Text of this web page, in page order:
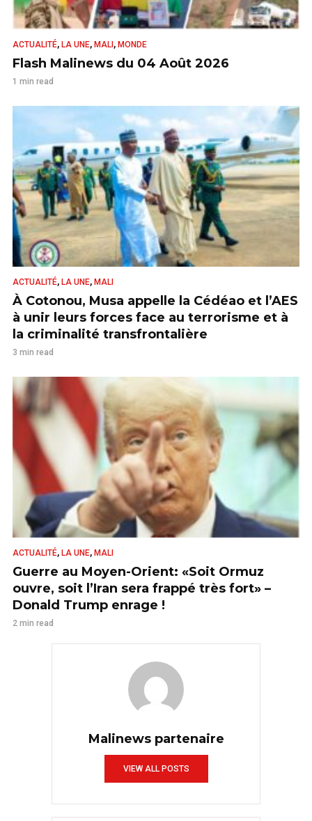
ACTUALITÉ, LA UNE, MALI , MONDE
Flash Malinews du 04 Août 2026
1 min read
ACTUALITÉ, LA UNE, MALI
À Cotonou, Musa appelle la Cédéao et l’AES
à unir leurs forces face au terrorisme et à
la criminalité transfrontalière
3 min read
ACTUALITÉ, LA UNE, MALI
Guerre au Moyen-Orient: «Soit Ormuz
ouvre, soit l’Iran sera frappé très fort» –
Donald Trump enrage !
2 min read
Malinews partenaire
VIEW ALL POSTS